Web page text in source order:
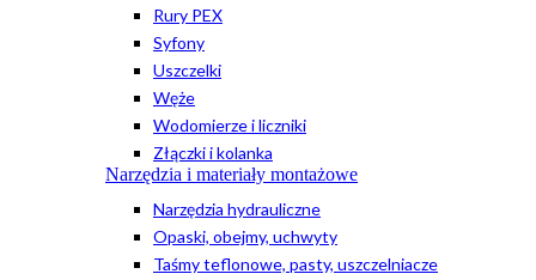
Rury PEX
Syfony
Uszczelki
Węże
Wodomierze i liczniki
Złączki i kolanka
Narzędzia i materiały montażowe
Narzędzia hydrauliczne
Opaski, obejmy, uchwyty
Taśmy teflonowe, pasty, uszczelniacze